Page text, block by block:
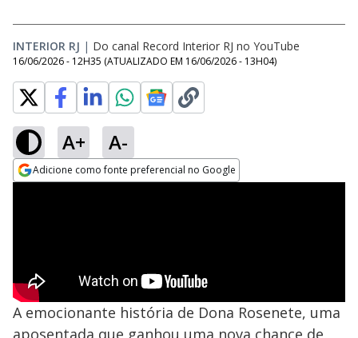
INTERIOR RJ | Do canal Record Interior RJ no YouTube
16/06/2026 - 12H35 (ATUALIZADO EM 16/06/2026 - 13H04)
A+ A-
Adicione como fonte preferencial no Google
A emocionante história de Dona Rosenete, uma
aposentada que ganhou uma nova chance de